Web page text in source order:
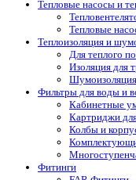
Тепловые насосы и
Тепловые
Теплоизоляция и
Для теплого
Изоляция для
Шумоизоляция
Фильтры для воды и
Кабинетные
Картриджи
Колбы и
Фитинги